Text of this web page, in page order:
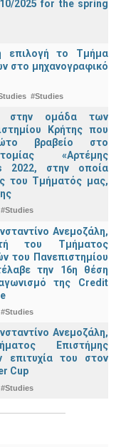
2025 for the spring
επιλογή το Τμήμα
στο μηχανογραφικό
#Studies
στην ομάδα των
Κρήτης που
βραβείο στο
«Αρτέμης
2022, στην οποία
του Τμήματός μας,
#Studies
Ανεμοζάλη,
του Τμήματος
του Πανεπιστημίου
την 16η θέση
της Credit
#Studies
Ανεμοζάλη,
Επιστήμης
επιτυχία του στον
Cup
#Studies